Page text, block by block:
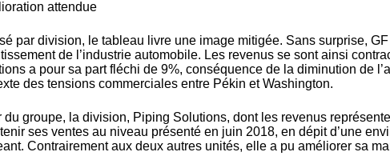
attendue
par division, le tableau livre une image mitigée. Sans surprise,
de l’industrie automobile. Les revenus se sont ainsi
a pour sa part fléchi de 9%, conséquence de la diminution de
des tensions commerciales entre Pékin et Washington.
du groupe, la division, Piping Solutions, dont les revenus
ses ventes au niveau présenté en juin 2018, en dépit d’une
Contrairement aux deux autres unités, elle a pu améliorer sa